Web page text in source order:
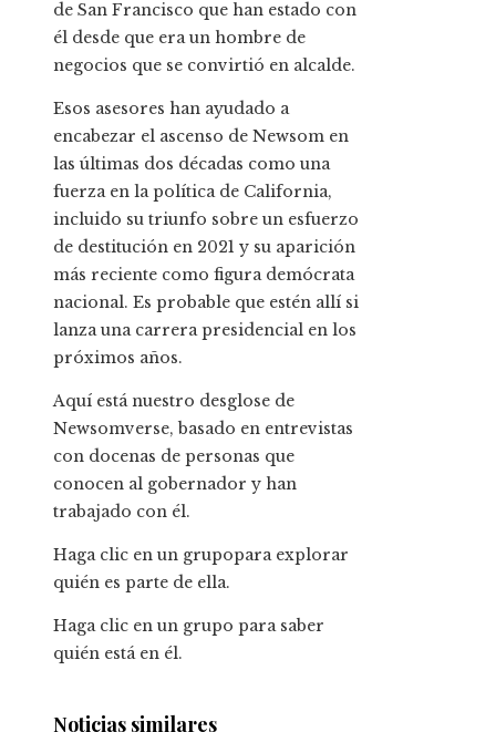
de San Francisco que han estado con
él desde que era un hombre de
negocios que se convirtió en alcalde.
Esos asesores han ayudado a
encabezar el ascenso de Newsom en
las últimas dos décadas como una
fuerza en la política de California,
incluido su triunfo sobre un esfuerzo
de destitución en 2021 y su aparición
más reciente como figura demócrata
nacional. Es probable que estén allí si
lanza una carrera presidencial en los
próximos años.
Aquí está nuestro desglose de
Newsomverse, basado en entrevistas
con docenas de personas que
conocen al gobernador y han
trabajado con él.
Haga clic en un grupopara explorar
quién es parte de ella.
Haga clic en un grupo para saber
quién está en él.
Noticias similares